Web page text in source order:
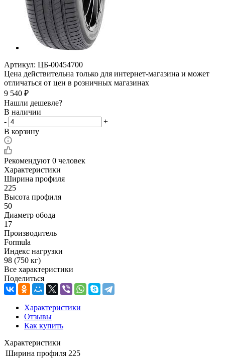
Артикул: ЦБ-00454700
Цена действительна только для интернет-магазина и может
отличаться от цен в розничных магазинах
9 540 ₽
Нашли дешевле?
В наличии
-
+
В корзину
Рекомендуют 0 человек
Характеристики
Ширина профиля
225
Высота профиля
50
Диаметр обода
17
Производитель
Formula
Индекс нагрузки
98 (750 кг)
Все характеристики
Поделиться
Характеристики
Отзывы
Как купить
Характеристики
Ширина профиля 225